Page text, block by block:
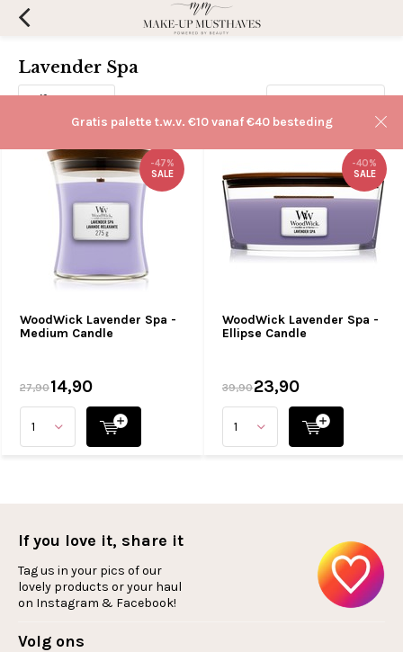
Gratis palette t.w.v. €10 vanaf €40 besteding
Lavender Spa
Filters
WoodWick Lavender Spa -
Medium Candle
-47%
SALE
27,9014,90
WoodWick Lavender Spa -
Ellipse Candle
-40%
SALE
39,9023,90
If you love it, share it
Tag us in your pics of our
lovely products or your haul
on Instagram & Facebook!
Volg ons